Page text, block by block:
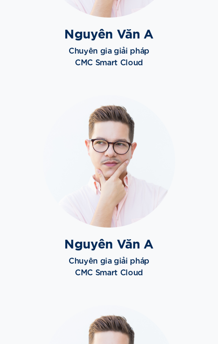
Nguyên Văn A
Chuyên gia giải pháp
CMC Smart Cloud
Nguyên Văn A
Chuyên gia giải pháp
CMC Smart Cloud